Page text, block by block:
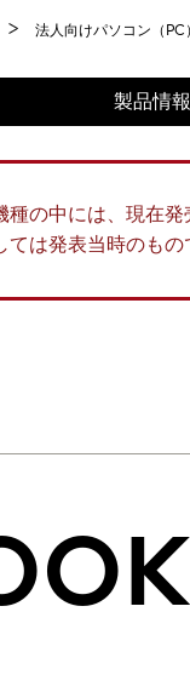
法人向けパソコン（
製品情報
の中には、現在発
は発表当時のもの